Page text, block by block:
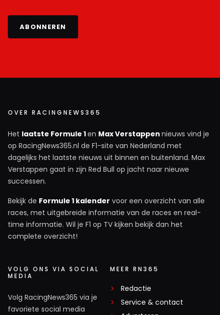
ABONNEREN
OVER RACINGNEWS365
Het laatste Formule 1en Max Verstappen nieuws vind je
op RacingNews365.nl de F1-site van Nederland met
dagelijks het laatste nieuws uit binnen en buitenland. Max
Verstappen gaat in zijn Red Bull op jacht naar nieuwe
successen.
Bekijk de Formule 1 kalender voor een overzicht van alle
races, met uitgebreide informatie van de races en real-
time informatie. Wil je F1 op TV kijken bekijk dan het
complete overzicht!
VOLG ONS VIA SOCIAL
MEDIA
Volg RacingNews365 via je
favoriete social media
MEER RN365
Redactie
Service & contact